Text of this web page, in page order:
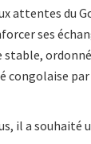
attentes du
ses
par
il a souhaité